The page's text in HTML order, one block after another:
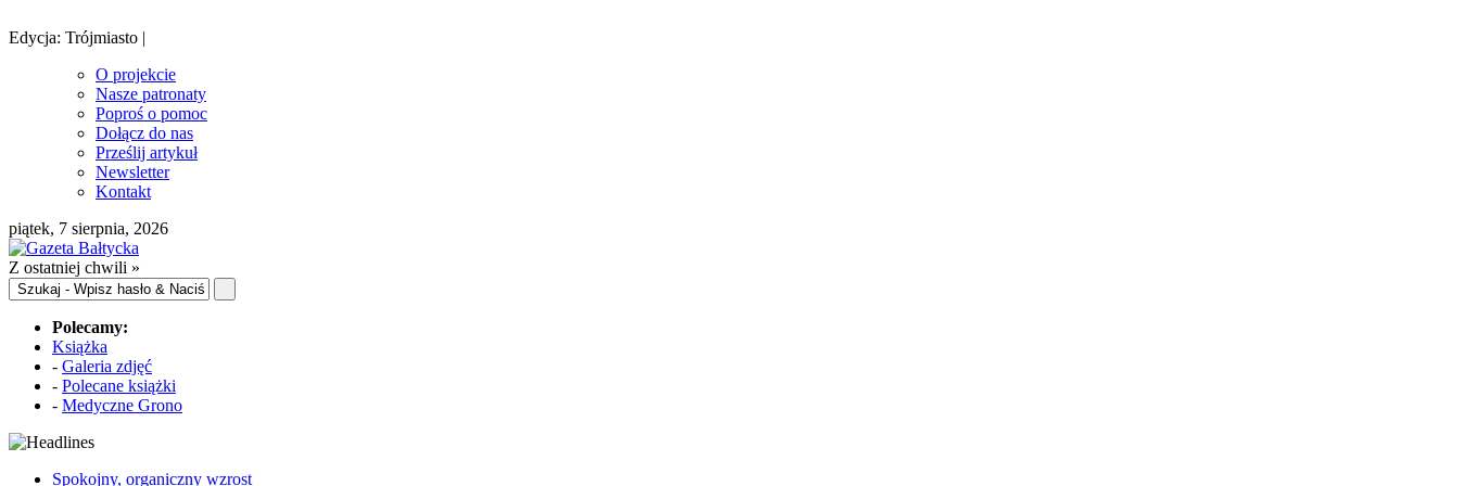
Edycja: Trójmiasto |
O projekcie
Nasze patronaty
Poproś o pomoc
Dołącz do nas
Prześlij artykuł
Newsletter
Kontakt
piątek, 7 sierpnia, 2026
Z ostatniej chwili »
Polecamy:
Książka
- Galeria zdjęć
- Polecane książki
- Medyczne Grono
Spokojny, organiczny wzrost